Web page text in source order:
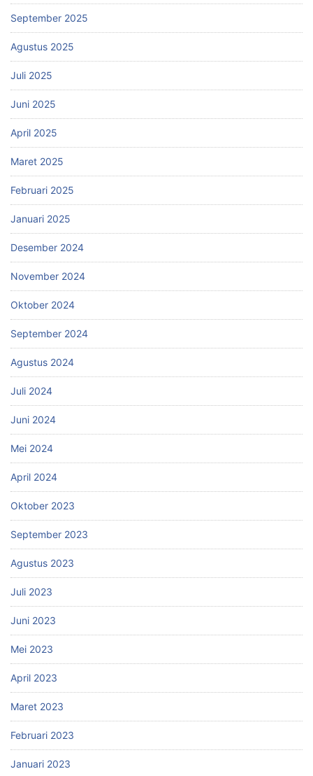
September 2025
Agustus 2025
Juli 2025
Juni 2025
April 2025
Maret 2025
Februari 2025
Januari 2025
Desember 2024
November 2024
Oktober 2024
September 2024
Agustus 2024
Juli 2024
Juni 2024
Mei 2024
April 2024
Oktober 2023
September 2023
Agustus 2023
Juli 2023
Juni 2023
Mei 2023
April 2023
Maret 2023
Februari 2023
Januari 2023